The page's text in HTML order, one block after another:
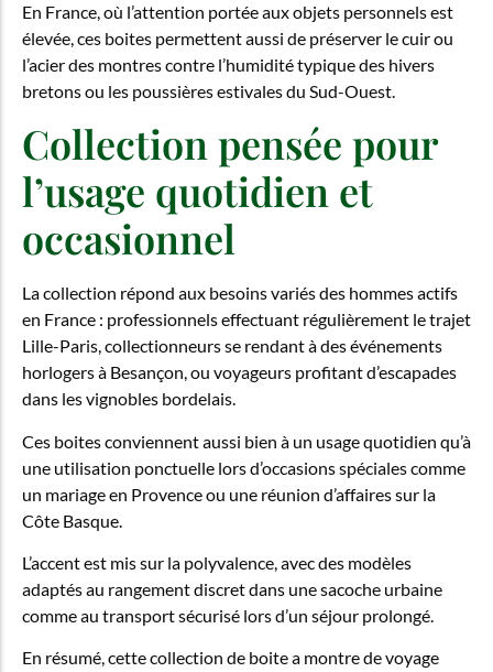
En France, où l’attention portée aux objets personnels est
élevée, ces boites permettent aussi de préserver le cuir ou
l’acier des montres contre l’humidité typique des hivers
bretons ou les poussières estivales du Sud-Ouest.
Collection pensée pour
l’usage quotidien et
occasionnel
La collection répond aux besoins variés des hommes actifs
en France : professionnels effectuant régulièrement le trajet
Lille-Paris, collectionneurs se rendant à des événements
horlogers à Besançon, ou voyageurs profitant d’escapades
dans les vignobles bordelais.
Ces boites conviennent aussi bien à un usage quotidien qu’à
une utilisation ponctuelle lors d’occasions spéciales comme
un mariage en Provence ou une réunion d’affaires sur la
Côte Basque.
L’accent est mis sur la polyvalence, avec des modèles
adaptés au rangement discret dans une sacoche urbaine
comme au transport sécurisé lors d’un séjour prolongé.
En résumé, cette collection de boite a montre de voyage